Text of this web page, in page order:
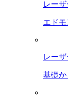
レー
エド
レー
基礎